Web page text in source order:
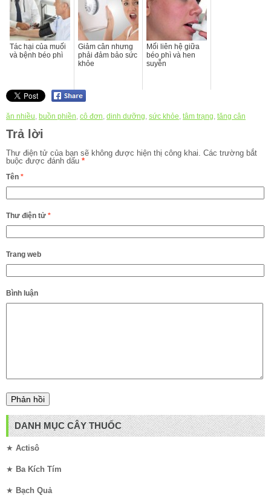
Tác hại của muối
và bệnh béo phì
Giảm cân nhưng
phải đảm bảo sức
khỏe
Mối liên hệ giữa
béo phì và hen
suyễn
ăn nhiều, buồn phiền, cô đơn, dinh dưỡng, sức khỏe, tâm trạng, tăng cân
Trả lời
Thư điện tử của bạn sẽ không được hiện thị công khai. Các trường bắt
buộc được đánh dấu *
Tên *
Thư điện tử *
Trang web
Bình luận
DANH MỤC CÂY THUỐC
★ Actisô
★ Ba Kích Tím
★ Bạch Quả